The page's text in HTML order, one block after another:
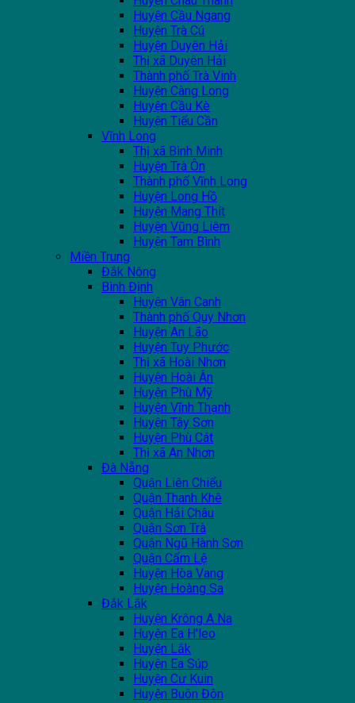
Huyện Cầu Ngang
Huyện Trà Cú
Huyện Duyên Hải
Thị xã Duyên Hải
Thành phố Trà Vinh
Huyện Càng Long
Huyện Cầu Kè
Huyện Tiểu Cần
Vĩnh Long
Thị xã Bình Minh
Huyện Trà Ôn
Thành phố Vĩnh Long
Huyện Long Hồ
Huyện Mang Thít
Huyện Vũng Liêm
Huyện Tam Bình
Miền Trung
Đắk Nông
Bình Định
Huyện Vân Canh
Thành phố Quy Nhơn
Huyện An Lão
Huyện Tuy Phước
Thị xã Hoài Nhơn
Huyện Hoài Ân
Huyện Phù Mỹ
Huyện Vĩnh Thạnh
Huyện Tây Sơn
Huyện Phù Cát
Thị xã An Nhơn
Đà Nẵng
Quận Liên Chiểu
Quận Thanh Khê
Quận Hải Châu
Quận Sơn Trà
Quận Ngũ Hành Sơn
Quận Cẩm Lệ
Huyện Hòa Vang
Huyện Hoàng Sa
Đắk Lắk
Huyện Krông A Na
Huyện Ea H'leo
Huyện Lắk
Huyện Ea Súp
Huyện Cư Kuin
Huyện Buôn Đôn